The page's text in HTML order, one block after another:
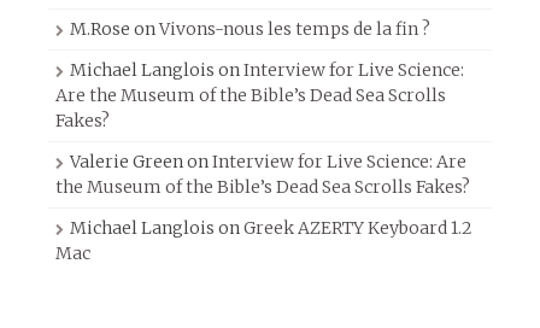
M.Rose onVivons-nous les temps de la fin ?
Michael Langlois onInterview for Live Science:
Are the Museum of the Bible’s Dead Sea Scrolls
Fakes?
Valerie GreenonInterview for Live Science: Are
the Museum of the Bible’s Dead Sea Scrolls Fakes?
Michael Langlois onGreek AZERTY Keyboard 1.2
Mac